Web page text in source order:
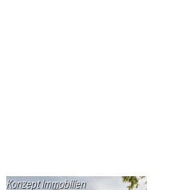
Konzept Immobilien